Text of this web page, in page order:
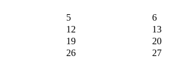
5
6
12
13
19
20
26
27